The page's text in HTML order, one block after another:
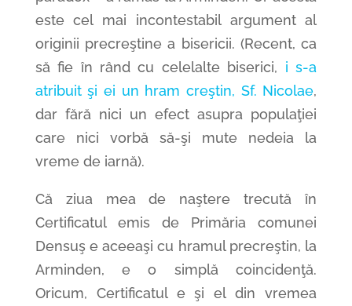
este cel mai incontestabil argument al
originii precreştine a bisericii. (Recent, ca
să fie în rând cu celelalte biserici, i s-a
atribuit şi ei un hram creştin, Sf. Nicolae,
dar fără nici un efect asupra populaţiei
care nici vorbă să-şi mute nedeia la
vreme de iarnă).
Că ziua mea de naştere trecută în
Certificatul emis de Primăria comunei
Densuş e aceeaşi cu hramul precreştin, la
Arminden, e o simplă coincidenţă.
Oricum, Certificatul e şi el din vremea